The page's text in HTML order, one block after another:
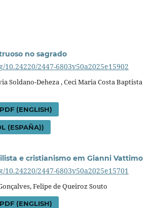
no sagrado
2447-6803v50a2025e15902
Soldano-Deheza , Ceci Maria Costa Baptista
PDF (ENGLISH)
(ESPAÑA))
e cristianismo em Gianni Vattimo
2447-6803v50a2025e15701
Felipe de Queiroz Souto
PDF (ENGLISH)